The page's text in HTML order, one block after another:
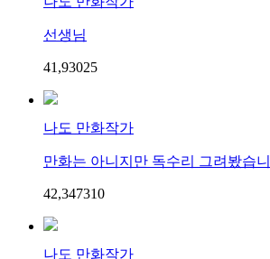
선생님
41,93025
나도 만화작가
만화는 아니지만 독수리 그려봤습
42,347310
나도 만화작가